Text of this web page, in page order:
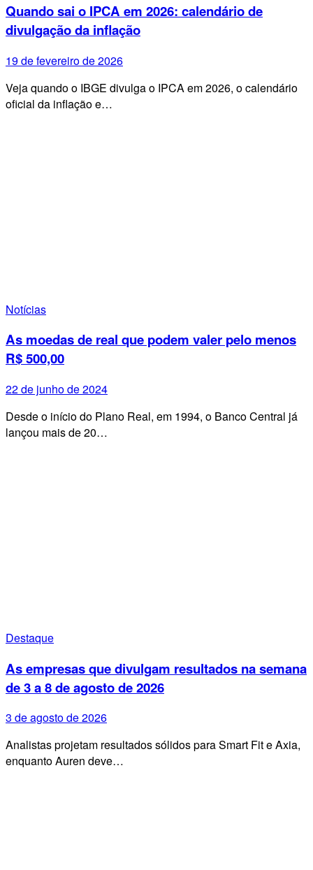
Quando sai o IPCA em 2026: calendário de
divulgação da inflação
19 de fevereiro de 2026
Veja quando o IBGE divulga o IPCA em 2026, o calendário
oficial da inflação e…
Notícias
As moedas de real que podem valer pelo menos
R$ 500,00
22 de junho de 2024
Desde o início do Plano Real, em 1994, o Banco Central já
lançou mais de 20…
Destaque
As empresas que divulgam resultados na semana
de 3 a 8 de agosto de 2026
3 de agosto de 2026
Analistas projetam resultados sólidos para Smart Fit e Axia,
enquanto Auren deve…